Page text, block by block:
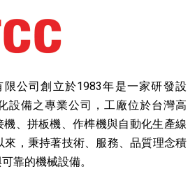
公司創立於1983年是一家研發設
設備之專業公司，工廠位於台灣高
、拼板機、作榫機與自動化生產線
來，秉持著技術、服務、品質理念積
靠的機械設備。